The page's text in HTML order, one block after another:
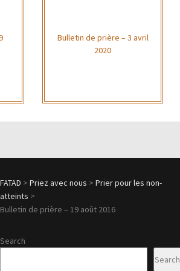
Bulletin de prière – 3 avril
2020
FATAD >Priez avec nous >Prier pour les non-
atteints >
Bulletin de prière – 19 août 2016
Search
Search